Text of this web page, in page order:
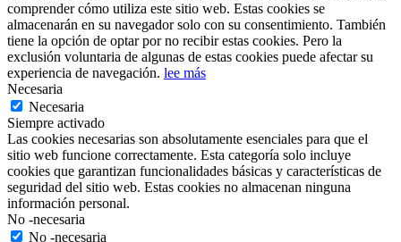
comprender cómo utiliza este sitio web. Estas cookies se
almacenarán en su navegador solo con su consentimiento. También
tiene la opción de optar por no recibir estas cookies. Pero la
exclusión voluntaria de algunas de estas cookies puede afectar su
experiencia de navegación. lee más
Necesaria
Necesaria
Siempre activado
Las cookies necesarias son absolutamente esenciales para que el
sitio web funcione correctamente. Esta categoría solo incluye
cookies que garantizan funcionalidades básicas y características de
seguridad del sitio web. Estas cookies no almacenan ninguna
información personal.
No -necesaria
No -necesaria